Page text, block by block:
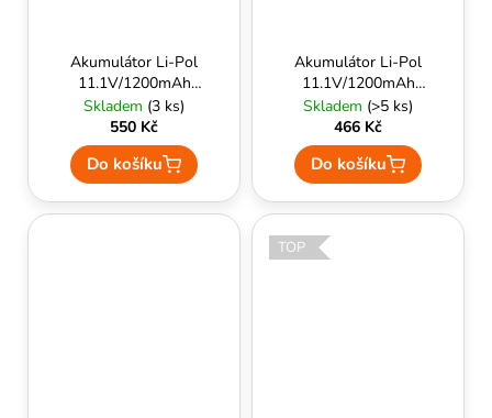
Akumulátor Li-Pol
11.1V/1200mAh
(3S/20-40C) pro AK,
T-Dean - Specna
arms
Skladem (3 ks)
550 Kč
Do košíku
Akumulátor Li-Pol
11.1V/1200mAh
Nano-Tech (25-50C)
[V-Typ] - TURNIGY
Skladem (>5 ks)
466 Kč
Do košíku
TOP